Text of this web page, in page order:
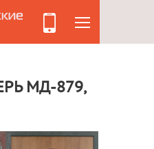
МД-879,